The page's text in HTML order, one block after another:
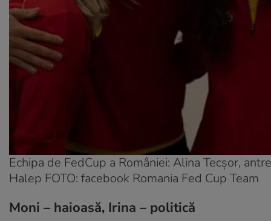
Echipa de FedCup a României: Alina Tecșor,
Halep FOTO: facebook Romania Fed Cup Team
Moni – haioasă, Irina – politică